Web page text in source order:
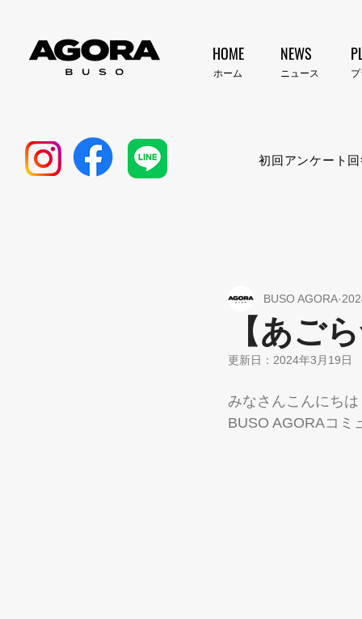
HOME
​ホーム
NEWS
​ニュース
初回アンケート
【あご
BUSO AGORA
更新日： 2024年3月19日
みなさんこんにちは
BUSO AGORAコミ